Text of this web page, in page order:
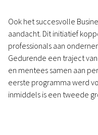
Ook het succesvolle
aandacht. Dit initiatief
professionals aan
Gedurende een traject
en mentees samen aan
eerste programma werd
inmiddels is een tweede